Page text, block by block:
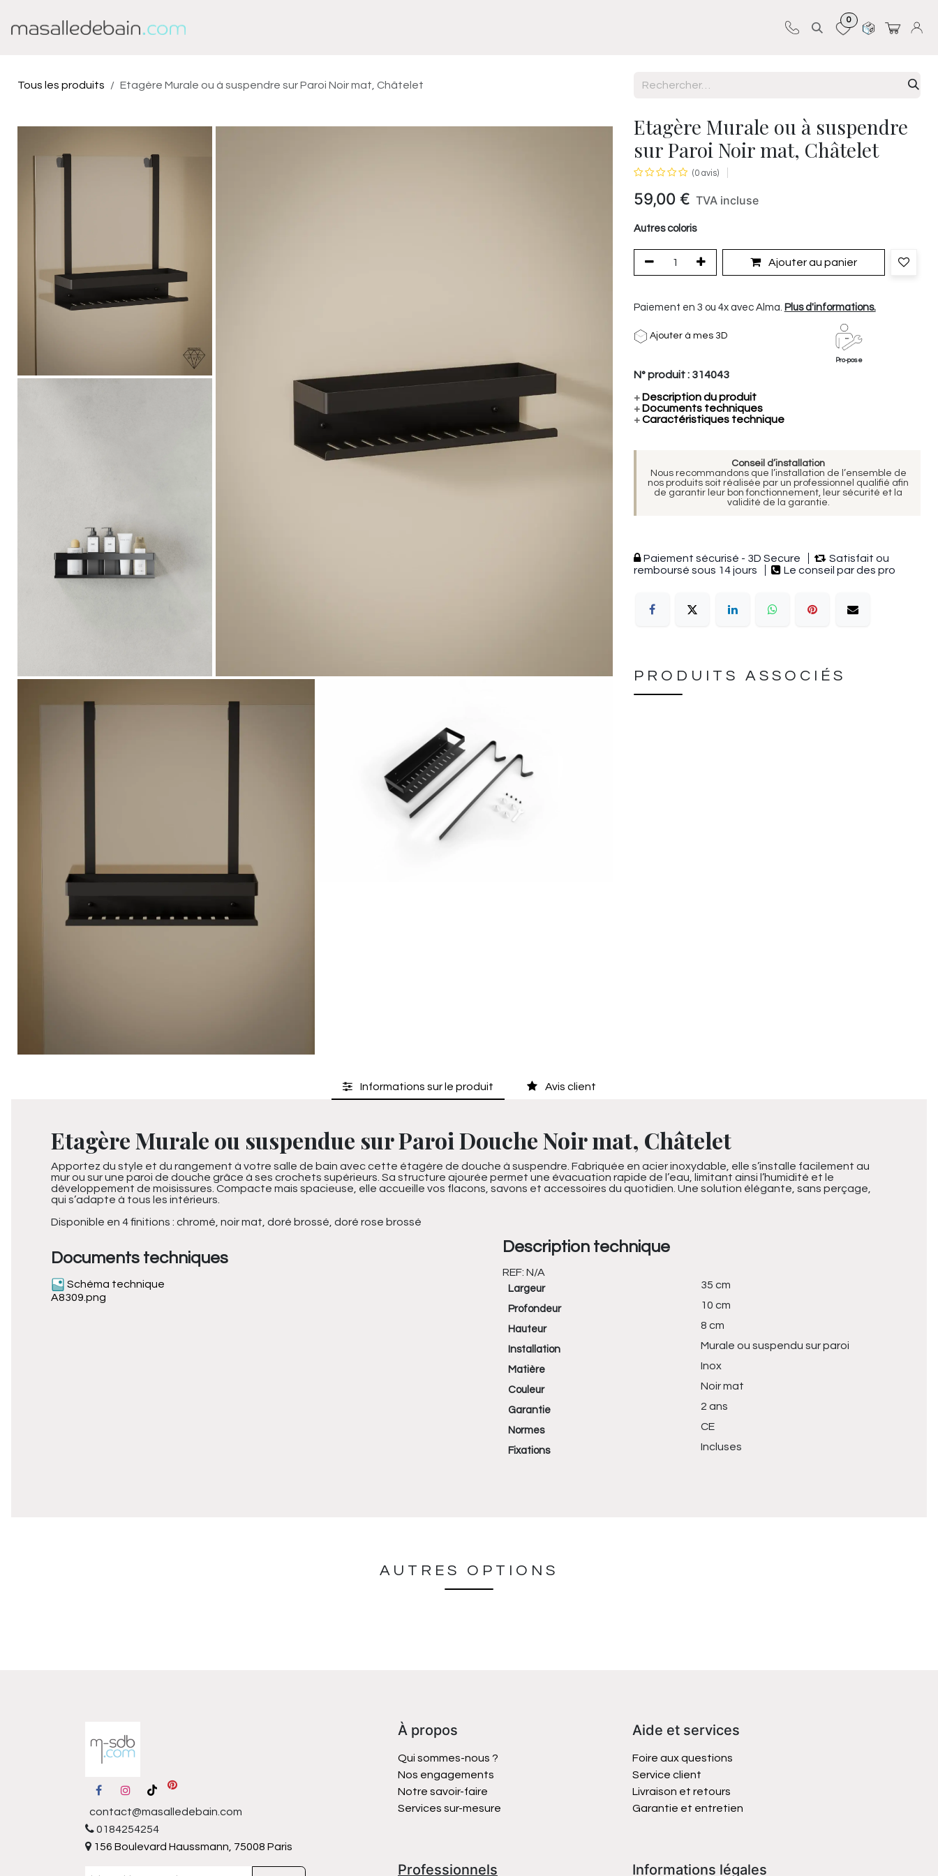
0
Tous les produits Etagère Murale ou à suspendre sur Paroi Noir mat, Châtelet
Etagère Murale ou à suspendre
sur Paroi Noir mat, Châtelet
(0 avis)
59,00€ TVA incluse
Autres coloris
Ajouter au panier
Paiement en 3 ou 4x avec Alma. Plus d'informations.
Ajouter à mes 3D
Pro-pose
N° produit : 314043
+Description du produit
+Documents techniques
+Caractéristiques technique
Conseil d’installation
Nous recommandons que l’installation de l’ensemble de
nos produits soit réalisée par un professionnel qualifié afin
de garantir leur bon fonctionnement, leur sécurité et la
validité de la garantie.
Paiement sécurisé - 3D Secure
Satisfait ou
remboursé sous 14 jours
Le conseil par des pro
PRODUITS ASSOCIÉS
Informations sur le produit Avis client
Etagère Murale ou suspendue sur Paroi Douche Noir mat, Châtelet
Apportez du style et du rangement à votre salle de bain avec cette étagère de douche à suspendre. Fabriquée en acier inoxydable, elle s’installe facilement au
mur ou sur une paroi de douche grâce à ses crochets supérieurs. Sa structure ajourée permet une évacuation rapide de l’eau, limitant ainsi l’humidité et le
développement de moisissures. Compacte mais spacieuse, elle accueille vos flacons, savons et accessoires du quotidien. Une solution élégante, sans perçage,
qui s’adapte à tous les intérieurs.
Disponible en 4 finitions : chromé, noir mat, doré brossé, doré rose brossé
Documents techniques
Schéma technique
A8309.png
Description technique
REF: N/A
Largeur 35 cm
Profondeur 10 cm
Hauteur 8 cm
Installation Murale ou suspendu sur paroi
Matière Inox
Couleur Noir mat
Garantie 2 ans
Normes CE
Fixations Incluses
AUTRES OPTIONS
contact@masalledebain.com
0184254254
156 Boulevard Haussmann, 75008 Paris
Professionnels
À propos
Qui sommes-nous ?
Nos engagements
Notre savoir-faire
Services sur-mesure
Aide et services
Foire aux questions
Service client
Livraison et retours
Garantie et entretien
Informations légales